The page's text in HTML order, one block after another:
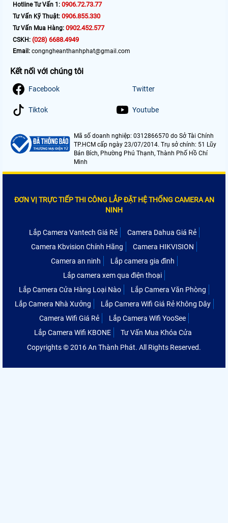
Hotline Tư Vấn 1: 0906.72.73.77
Tư Vấn Kỹ Thuật: 0906.855.330
Tư Vấn Mua Hàng: 0902.452.577
CSKH: (028) 6688.4949
Email: congngheanthanhphat@gmail.com
Kết nối với chúng tôi
Facebook Twitter
Tiktok Youtube
Mã số doanh nghiệp: 0312866570 do Sở Tài Chính
TP.HCM cấp ngày 23/07/2014. Trụ sở chính: 51 Lũy
Bán Bích, Phường Phú Thạnh, Thành Phố Hồ Chí
Minh
ĐƠN VỊ TRỰC TIẾP THI CÔNG LẮP ĐẶT HỆ THỐNG CAMERA AN
NINH
Lắp Camera Vantech Giá Rẻ
Camera Dahua Giá Rẻ
Camera Kbvision Chính Hãng
Camera HIKVISION
Camera an ninh
Lắp camera gia đình
Lắp camera xem qua điện thoại
Lắp Camera Cửa Hàng Loại Nào
Lắp Camera Văn Phòng
Lắp Camera Nhà Xưởng
Lắp Camera Wifi Giá Rẻ Không Dây
Camera Wifi Giá Rẻ
Lắp Camera Wifi YooSee
Lắp Camera Wifi KBONE
Tư Vấn Mua Khóa Cửa
Copyrights © 2016 An Thành Phát. All Rights Reserved.